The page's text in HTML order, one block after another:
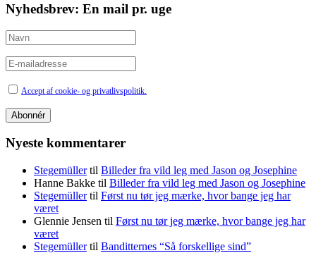
Nyhedsbrev: En mail pr. uge
Accept af cookie- og privatlivspolitik.
Nyeste kommentarer
Stegemüllertil Billeder fra vild leg med Jason og Josephine
Hanne Bakke til Billeder fra vild leg med Jason og Josephine
Stegemüllertil Først nu tør jeg mærke, hvor bange jeg har
været
Glennie Jensen til Først nu tør jeg mærke, hvor bange jeg har
været
Stegemüllertil Banditternes “Så forskellige sind”